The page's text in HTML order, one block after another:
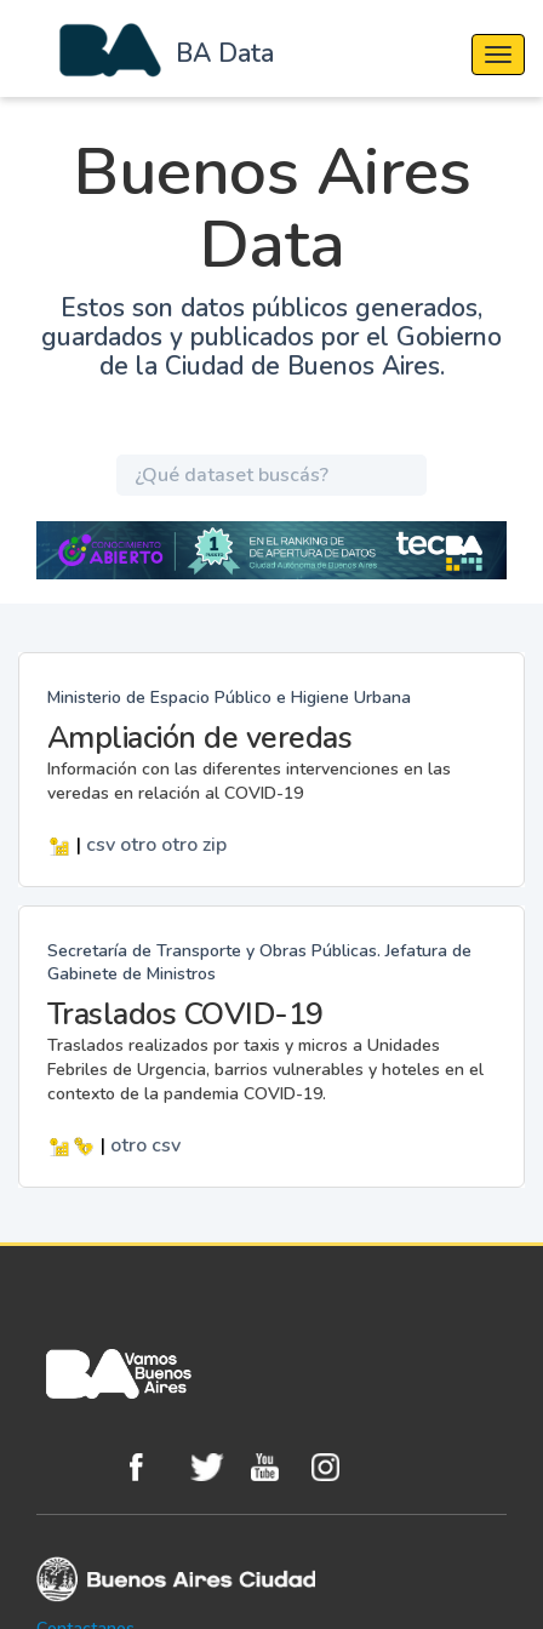
BA Data
Buenos Aires
Data
Estos son datos públicos generados,
guardados y publicados por el Gobierno
de la Ciudad de Buenos Aires.
Ministerio de Espacio Público e Higiene Urbana
Ampliación de veredas
Información con las diferentes intervenciones en las
veredas en relación al COVID-19
| csv otro otro zip
Secretaría de Transporte y Obras Públicas. Jefatura de
Gabinete de Ministros
Traslados COVID-19
Traslados realizados por taxis y micros a Unidades
Febriles de Urgencia, barrios vulnerables y hoteles en el
contexto de la pandemia COVID-19.
| otro csv